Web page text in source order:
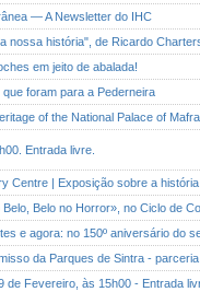
— A Newsletter do IHC
nossa história", de Ricardo
em jeito de abalada!
foram para a Pederneira
of the National Palace of
Entrada livre.
Centre | Exposição sobre a
Belo no Horror», no Ciclo de
e agora: no 150º aniversário do
da Parques de Sintra -
de Fevereiro, às 15h00 - Entrada